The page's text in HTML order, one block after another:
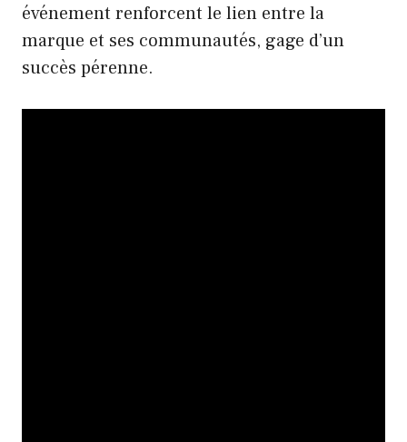
événement renforcent le lien entre la
marque et ses communautés, gage d’un
succès pérenne.